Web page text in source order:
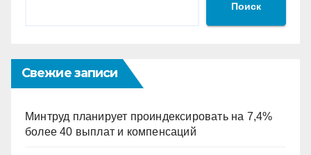
Поиск
Свежие записи
Минтруд планирует проиндексировать на 7,4%
более 40 выплат и компенсаций